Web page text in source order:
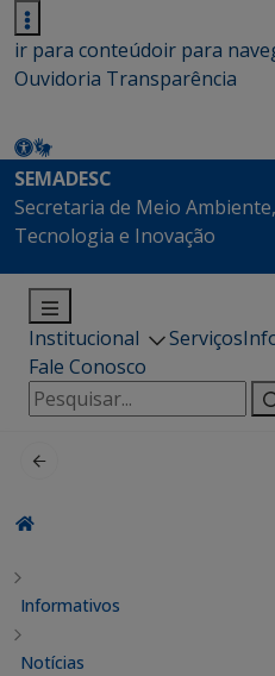
ir para conteúdoir para
Ouvidoria Transparência
SEMADESC
Secretaria de Meio
Tecnologia e Inovação
Institucional Serviços
Fale Conosco
Pesquisar
por:
Informativos
Notícias